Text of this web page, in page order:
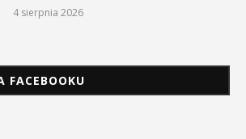
4 sierpnia 2026
FACEBOOKU